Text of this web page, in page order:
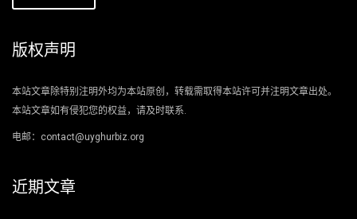
版权声明
本站文章除特别注明外均为本站原创，转载需取得本站许可并注明文章出处。
本站文章如有侵犯您的权益，请及时联系.
电邮：contact@uyghurbiz.org
近期文章